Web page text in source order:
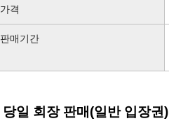
가격
판매기간
당일 회장 판매(일반 입장권)